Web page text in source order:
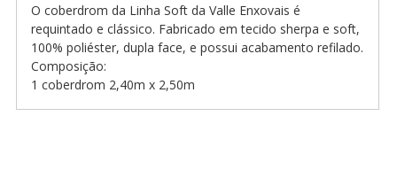
O coberdrom da Linha Soft da Valle Enxovais é
requintado e clássico. Fabricado em tecido sherpa e soft,
100% poliéster, dupla face, e possui acabamento refilado.
Composição:
1 coberdrom 2,40m x 2,50m